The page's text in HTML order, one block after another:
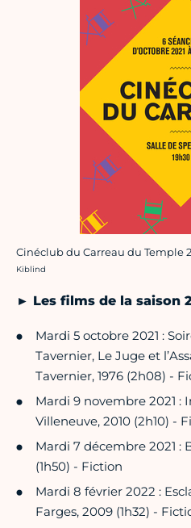
Cinéclub du Carreau du Temple
Crédit photo :
Kiblind
► Les films de la saison
Mardi 5 octobre 2021 :
Tavernier, Le Juge et
Tavernier, 1976 (2h08) -
Mardi 9 novembre 2021 :
Villeneuve, 2010 (2h10) -
Mardi 7 décembre 2021 :
(1h50) - Fiction
Mardi 8 février 2022 :
Farges, 2009 (1h32) -